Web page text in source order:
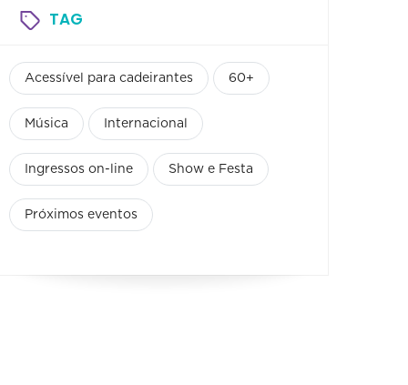
TAG
Acessível para cadeirantes 60+
Música Internacional
Ingressos on-line Show e Festa
Próximos eventos